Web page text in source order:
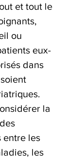
et tout le
ou
eux-
dans
la
entre les
les